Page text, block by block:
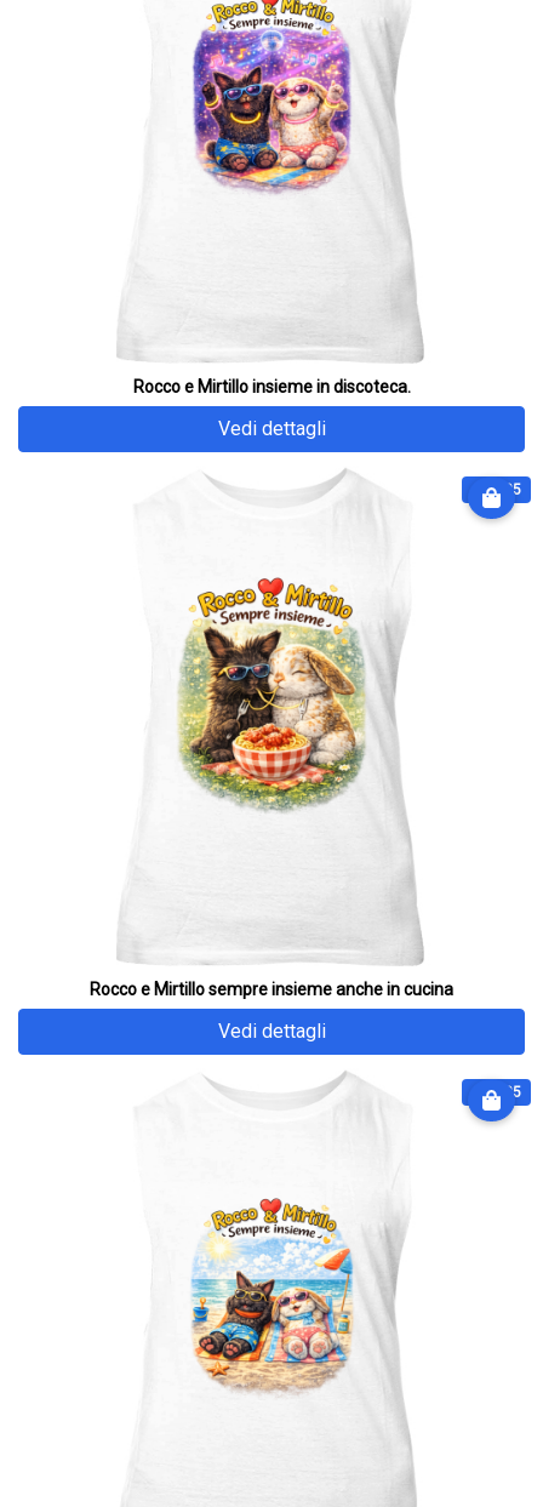
Rocco e Mirtillo insieme in discoteca.
Vedi dettagli
€ 32.25
Rocco e Mirtillo sempre insieme anche in cucina
Vedi dettagli
€ 32.25